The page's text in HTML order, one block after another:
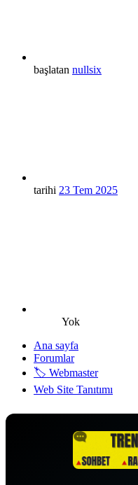
başlatan nullsix
tarihi 23 Tem 2025
Yok
Ana sayfa
Forumlar
🏷️ Webmaster
Web Site Tanıtımı